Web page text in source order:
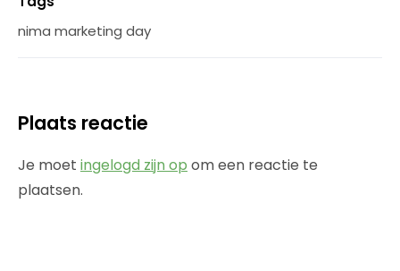
nima marketing day
Plaats reactie
Je moet ingelogd zijn op om een reactie te
plaatsen.